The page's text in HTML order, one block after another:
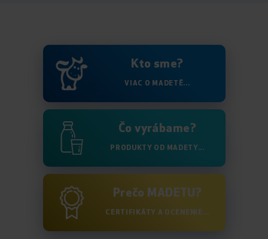
Kto sme?
VIAC O MADETĚ...
Čo vyrábame?
PRODUKTY OD MADETY...
Prečo MADETU?
CERTIFIKÁTY A OCENENIE...